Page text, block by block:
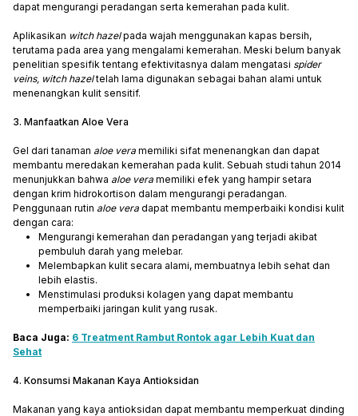
dapat mengurangi peradangan serta kemerahan pada kulit.
Aplikasikan witch hazelpada wajah menggunakan kapas bersih,
terutama pada area yang mengalami kemerahan. Meski belum banyak
penelitian spesifik tentang efektivitasnya dalam mengatasi spider
veins, witch hazeltelah lama digunakan sebagai bahan alami untuk
menenangkan kulit sensitif.
3. Manfaatkan Aloe Vera
Gel dari tanaman aloe vera memiliki sifat menenangkan dan dapat
membantu meredakan kemerahan pada kulit. Sebuah studi tahun 2014
menunjukkan bahwa aloe vera memiliki efek yang hampir setara
dengan krim hidrokortison dalam mengurangi peradangan.
Penggunaan rutin aloe vera dapat membantu memperbaiki kondisi kulit
dengan cara:
Mengurangi kemerahan dan peradangan yang terjadi akibat
pembuluh darah yang melebar.
Melembapkan kulit secara alami, membuatnya lebih sehat dan
lebih elastis.
Menstimulasi produksi kolagen yang dapat membantu
memperbaiki jaringan kulit yang rusak.
Baca Juga: 6 Treatment Rambut Rontok agar Lebih Kuat dan
Sehat
4. Konsumsi Makanan Kaya Antioksidan
Makanan yang kaya antioksidan dapat membantu memperkuat dinding